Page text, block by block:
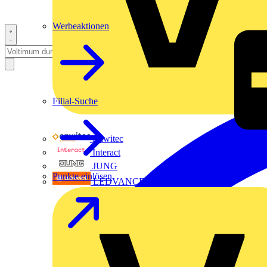
Enwitec
Interact
JUNG
LEDVANCE
Werbeaktionen
Filial-Suche
Punkte einlösen